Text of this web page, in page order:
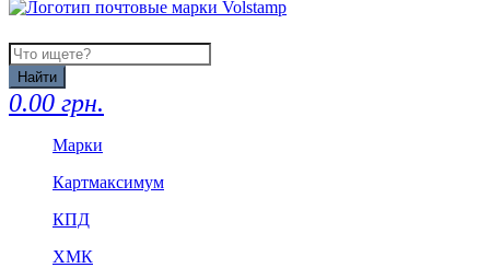
Найти
0.00 грн.
Марки
Картмаксимум
КПД
ХМК